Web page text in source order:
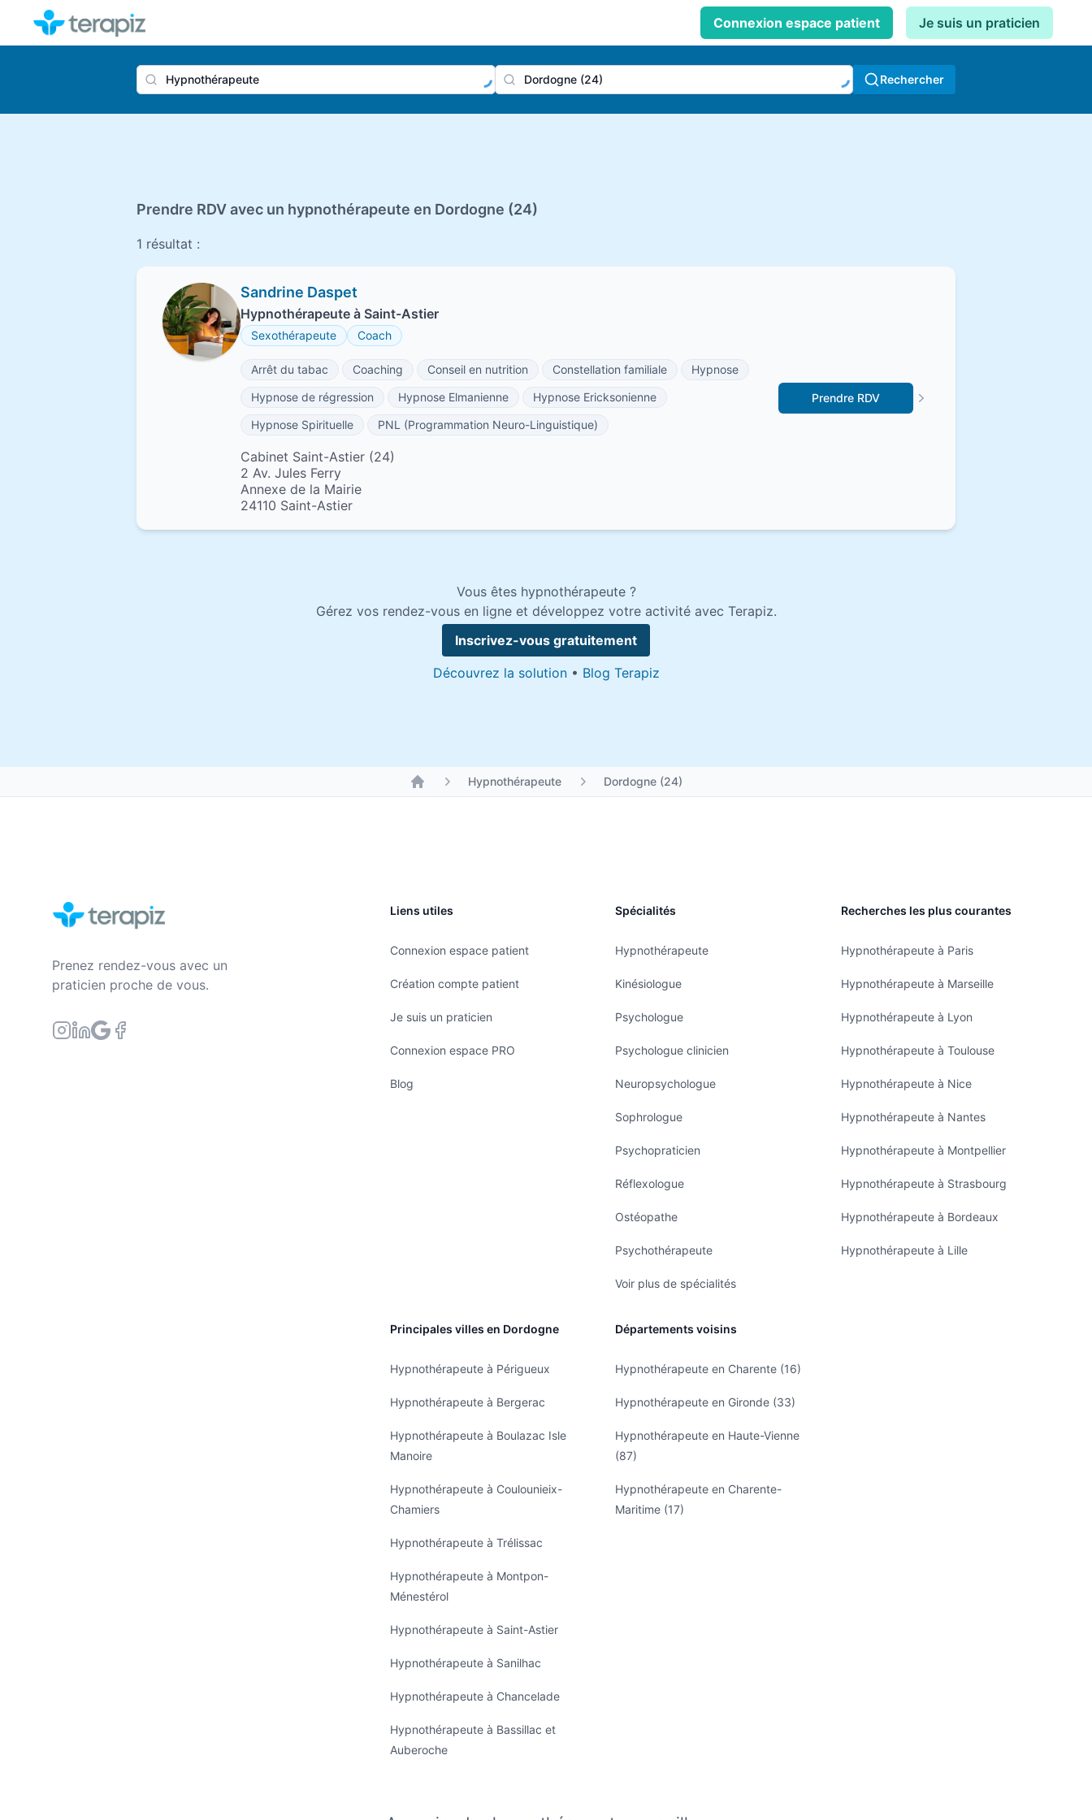
Connexion espace patient Je suis un praticien
Rechercher
Prendre RDV avec un hypnothérapeute en Dordogne (24)
1 résultat :
Sandrine Daspet
Hypnothérapeute à Saint-Astier
Sexothérapeute Coach
Arrêt du tabac Coaching Conseil en nutrition Constellation familiale
Hypnose
Hypnose de régression
Hypnose Elmanienne
Hypnose Ericksonienne
Hypnose Spirituelle
PNL (Programmation Neuro-Linguistique)
Cabinet Saint-Astier (24)
2 Av. Jules Ferry
Annexe de la Mairie
24110 Saint-Astier
Prendre RDV
Vous êtes hypnothérapeute ?
Gérez vos rendez-vous en ligne et développez votre activité avec Terapiz.
Inscrivez-vous gratuitement
Découvrez la solution• Blog Terapiz
Hypnothérapeute Dordogne (24)
Prenez rendez-vous avec un
praticien proche de vous.
Liens utiles
Connexion espace patient
Création compte patient
Je suis un praticien
Connexion espace PRO
Blog
Spécialités
Hypnothérapeute
Kinésiologue
Psychologue
Psychologue clinicien
Neuropsychologue
Sophrologue
Psychopraticien
Réflexologue
Ostéopathe
Psychothérapeute
Voir plus de spécialités
Recherches les plus courantes
Hypnothérapeute à Paris
Hypnothérapeute à Marseille
Hypnothérapeute à Lyon
Hypnothérapeute à Toulouse
Hypnothérapeute à Nice
Hypnothérapeute à Nantes
Hypnothérapeute à Montpellier
Hypnothérapeute à Strasbourg
Hypnothérapeute à Bordeaux
Hypnothérapeute à Lille
Principales villes en Dordogne
Hypnothérapeute à Périgueux
Hypnothérapeute à Bergerac
Hypnothérapeute à Boulazac Isle
Manoire
Hypnothérapeute à Coulounieix-
Chamiers
Hypnothérapeute à Trélissac
Hypnothérapeute à Montpon-
Ménestérol
Hypnothérapeute à Saint-Astier
Hypnothérapeute à Sanilhac
Hypnothérapeute à Chancelade
Hypnothérapeute à Bassillac et
Auberoche
Départements voisins
Hypnothérapeute en Charente (16)
Hypnothérapeute en Gironde (33)
Hypnothérapeute en Haute-Vienne
(87)
Hypnothérapeute en Charente-
Maritime (17)